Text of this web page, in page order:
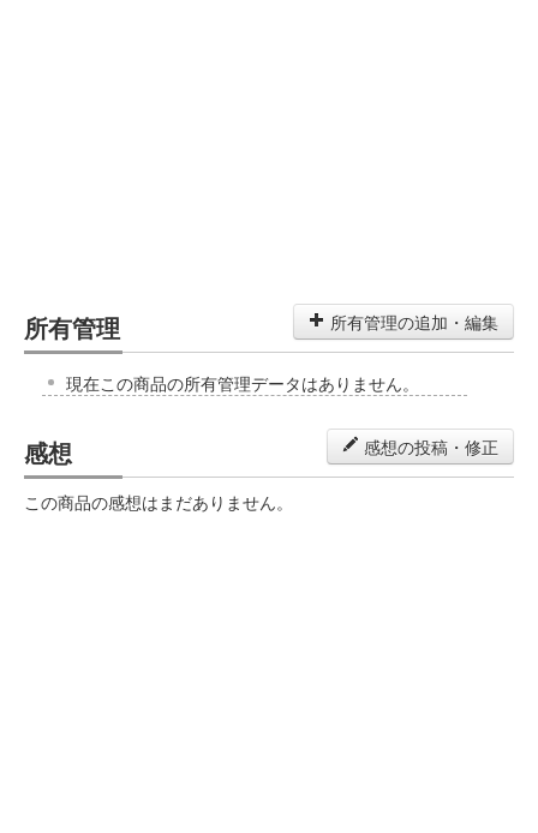
所有管理 所有管理の追加・編集
現在この商品の所有管理データはありません。
感想 感想の投稿・修正
この商品の感想はまだありません。